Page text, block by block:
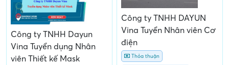
Công ty TNHH Dayun
Vina Tuyển dụng Nhân
viên Thiết kế Mask
Công ty TNHH DAYUN
Vina Tuyển Nhân viên Cơ
điện
Thỏa thuận